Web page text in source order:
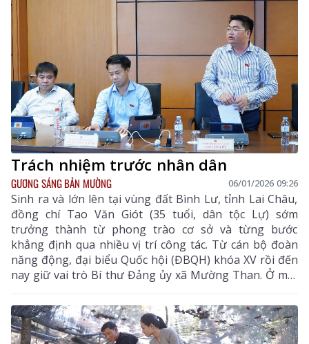
Trách nhiệm trước nhân dân
GƯƠNG SÁNG BẢN MƯỜNG 06/01/2026 09:26
Sinh ra và lớn lên tại vùng đất Bình Lư, tỉnh Lai Châu,
đồng chí Tao Văn Giót (35 tuổi, dân tộc Lự) sớm
trưởng thành từ phong trào cơ sở và từng bước
khẳng định qua nhiều vị trí công tác. Từ cán bộ đoàn
năng động, đại biểu Quốc hội (ĐBQH) khóa XV rồi đến
nay giữ vai trò Bí thư Đảng ủy xã Mường Than. Ở mỗi
cương vị, đồng chí luôn thể hiện rõ tinh thần trách
nhiệm, sự gần dân và khát vọng cống hiến vì sự phát
triển của địa phương, vì quyền lợi chính đáng của
nhân dân.